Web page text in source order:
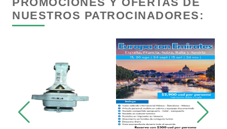
Dermatólogos
Desarrollo de Software
Desperdicios Industriales
NUESTROS PATROCINADORES: